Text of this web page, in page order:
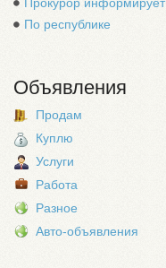
По республике
Объявления
Продам
Куплю
Услуги
Работа
Разное
Авто-объявления